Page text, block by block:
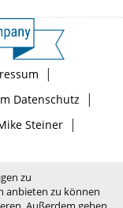
|
Datenschutz |
Steiner|
zu
anbieten zu können